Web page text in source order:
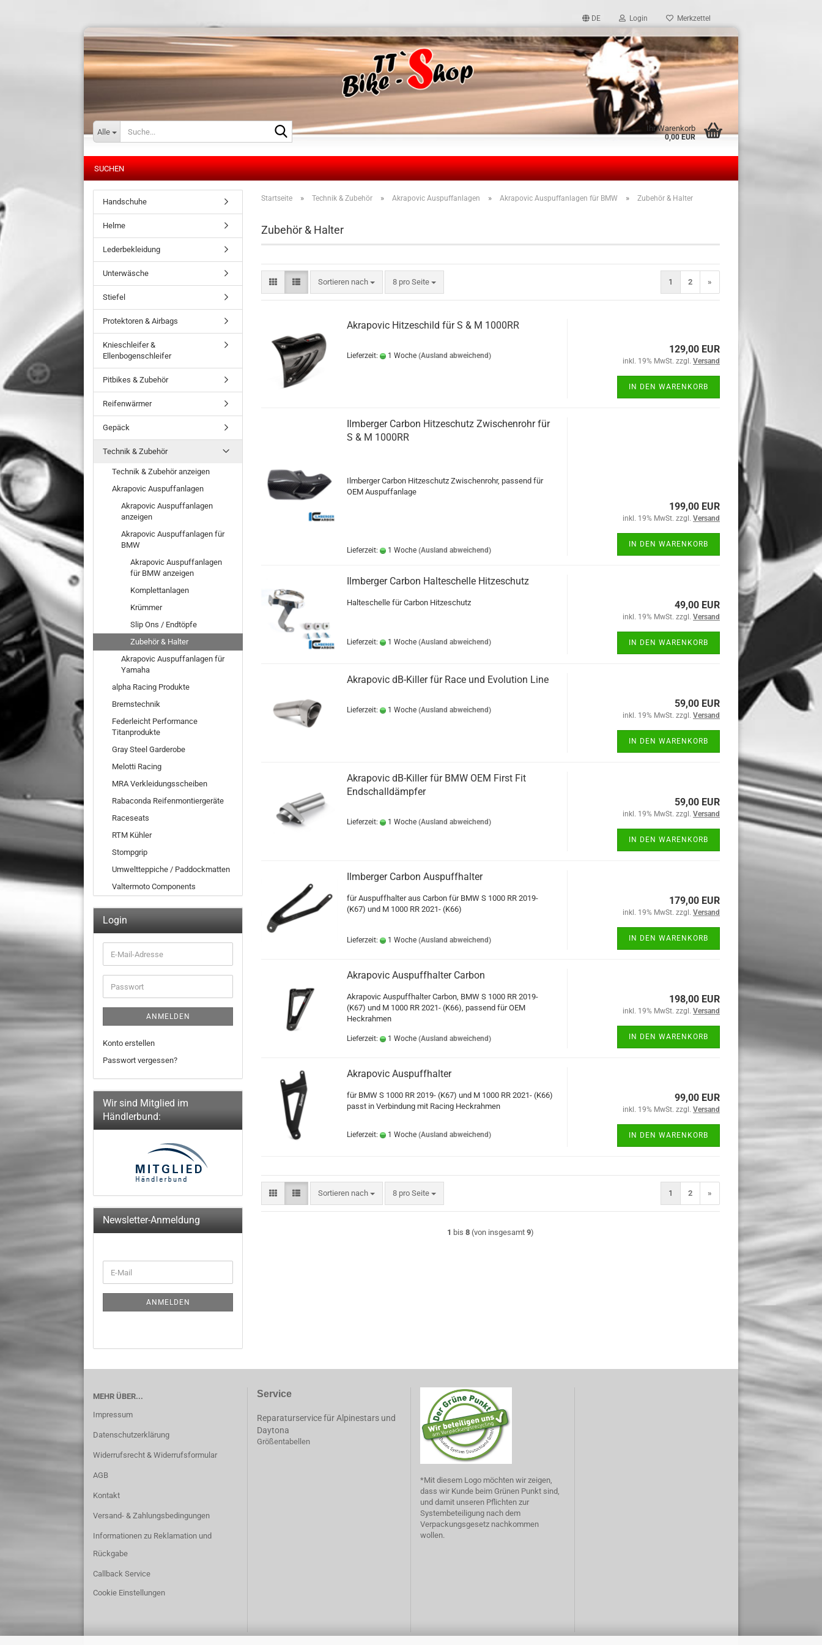
DE Login Merkzettel
Alle
Suche... Ihr Warenkorb
0,00 EUR
SUCHEN
Startseite » Technik & Zubehör » Akrapovic Auspuffanlagen » Akrapovic Auspuffanlagen für BMW » Zubehör & Halter
Zubehör & Halter
Sortieren nach
Sortieren nach 8 pro Seite
pro Seite 1 2 »
Akrapovic Hitzeschild für S & M 1000RR
Lieferzeit: 1 Woche (Ausland abweichend)
129,00 EUR
inkl. 19% MwSt. zzgl. Versand
IN DEN WARENKORB
Ilmberger Carbon Hitzeschutz Zwischenrohr für
S & M 1000RR
Ilmberger Carbon Hitzeschutz Zwischenrohr, passend für
OEM Auspuffanlage
Lieferzeit: 1 Woche (Ausland abweichend)
199,00 EUR
inkl. 19% MwSt. zzgl. Versand
IN DEN WARENKORB
Ilmberger Carbon Halteschelle Hitzeschutz
Halteschelle für Carbon Hitzeschutz
Lieferzeit: 1 Woche (Ausland abweichend)
49,00 EUR
inkl. 19% MwSt. zzgl. Versand
IN DEN WARENKORB
Akrapovic dB-Killer für Race und Evolution Line
Lieferzeit: 1 Woche (Ausland abweichend)
59,00 EUR
inkl. 19% MwSt. zzgl. Versand
IN DEN WARENKORB
Akrapovic dB-Killer für BMW OEM First Fit
Endschalldämpfer
Lieferzeit: 1 Woche (Ausland abweichend)
59,00 EUR
inkl. 19% MwSt. zzgl. Versand
IN DEN WARENKORB
Ilmberger Carbon Auspuffhalter
für Auspuffhalter aus Carbon für BMW S 1000 RR 2019-
(K67) und M 1000 RR 2021- (K66)
Lieferzeit: 1 Woche (Ausland abweichend)
179,00 EUR
inkl. 19% MwSt. zzgl. Versand
IN DEN WARENKORB
Akrapovic Auspuffhalter Carbon
Akrapovic Auspuffhalter Carbon, BMW S 1000 RR 2019-
(K67) und M 1000 RR 2021- (K66), passend für OEM
Heckrahmen
Lieferzeit: 1 Woche (Ausland abweichend)
198,00 EUR
inkl. 19% MwSt. zzgl. Versand
IN DEN WARENKORB
Akrapovic Auspuffhalter
für BMW S 1000 RR 2019- (K67) und M 1000 RR 2021- (K66)
passt in Verbindung mit Racing Heckrahmen
Lieferzeit: 1 Woche (Ausland abweichend)
99,00 EUR
inkl. 19% MwSt. zzgl. Versand
IN DEN WARENKORB
Sortieren nach
Sortieren nach 8 pro Seite
pro Seite 1 2 »
1 bis 8 (von insgesamt 9)
Handschuhe
Helme
Lederbekleidung
Unterwäsche
Stiefel
Protektoren & Airbags
Knieschleifer &
Ellenbogenschleifer
Pitbikes & Zubehör
Reifenwärmer
Gepäck
Technik & Zubehör
Technik & Zubehör anzeigen
Akrapovic Auspuffanlagen
Akrapovic Auspuffanlagen
anzeigen
Akrapovic Auspuffanlagen für
BMW
Akrapovic Auspuffanlagen
für BMW anzeigen
Komplettanlagen
Krümmer
Slip Ons / Endtöpfe
Zubehör & Halter
Akrapovic Auspuffanlagen für
Yamaha
alpha Racing Produkte
Bremstechnik
Federleicht Performance
Titanprodukte
Gray Steel Garderobe
Melotti Racing
MRA Verkleidungsscheiben
Rabaconda Reifenmontiergeräte
Raceseats
RTM Kühler
Stompgrip
Umweltteppiche / Paddockmatten
Valtermoto Components
Login
E-
Mail-
Adresse
Passwort
ANMELDEN
Konto erstellen
Passwort vergessen?
Wir sind Mitglied im
Händlerbund:
Newsletter-Anmeldung
ZUR
ANMELDUNG
E-
Mail
ANMELDEN
MEHR ÜBER...
Impressum
Datenschutzerklärung
Widerrufsrecht & Widerrufsformular
AGB
Kontakt
Versand- & Zahlungsbedingungen
Informationen zu Reklamation und
Rückgabe
Callback Service
Cookie Einstellungen
Service
Reparaturservice für Alpinestars und
Daytona
Größentabellen
*Mit diesem Logo möchten wir zeigen,
dass wir Kunde beim Grünen Punkt sind,
und damit unseren Pflichten zur
Systembeteiligung nach dem
Verpackungsgesetz nachkommen
wollen.